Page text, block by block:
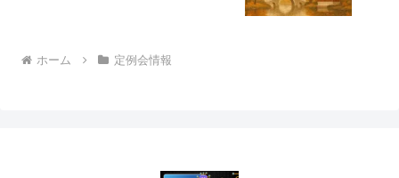
ホーム 定例会情報